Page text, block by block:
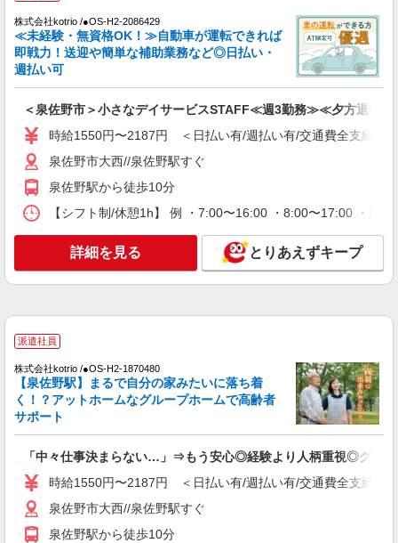
派遣社員
株式会社kotrio /●OS-H2-2051114
タイパ最強！希望の働き方が叶う有料住宅のス
時給1550円〜2187円 ＜日払い有/週払い有/交
泉佐野市大西//泉佐野駅すぐ
キープ
派遣社員
株式会社kotrio /●OS-H2-1980943
<泉佐野市>高時給&シフト柔軟でいいとこ取り
通費全支給(ガソリン代含む)＞
キープ 詳細を見る
派遣社員
株式会社kotrio /●OS-H2-2051256
泉佐野駅＊年齢不問◎未経験から安定した業界
へ＊サ高住
通費全支給(ガソリン代含む)＞
泉佐野市大西//泉佐野駅すぐ
株式会社kotrio /●OS-H2-2086429
≪未経験・無資格OK！≫自動車が運転できれば
即戦力！送迎や簡単な補助業務など◎日払い・
週払い可
＜泉佐野市＞小さなデイサービスSTAFF≪週3勤務≫≪夕方退社≫
時給1550円〜2187円 ＜日払い有/週払い有/交通費全支給(ガ
泉佐野市大西//泉佐野駅すぐ
泉佐野駅から徒歩10分
【シフト制/休憩1h】 例 ・7:00〜16:00 ・8:00〜17:00 ・
詳細を見る とりあえずキープ
派遣社員
株式会社kotrio /●OS-H2-1870480
【泉佐野駅】まるで自分の家みたいに落ち着
く！？アットホームなグループホームで高齢者
サポート
「中々仕事決まらない…」⇒もう安心◎経験より人柄重視◎グルホ
時給1550円〜2187円 ＜日払い有/週払い有/交通費全支給(ガ
泉佐野市大西//泉佐野駅すぐ
泉佐野駅から徒歩10分